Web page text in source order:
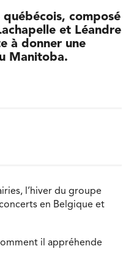
composé
et Léandre
à donner une
Manitoba.
l’hiver du groupe
en Belgique et
il appréhende